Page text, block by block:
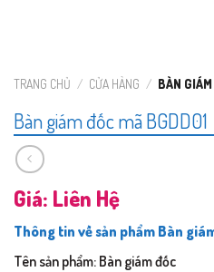
TRANG CHỦ / CỬA HÀNG / BÀN
Bàn giám đốc mã BGDD01
Giá: Liên Hệ
Thông tin về sản phẩm Bàn
Tên sản phẩm: Bàn giám đốc